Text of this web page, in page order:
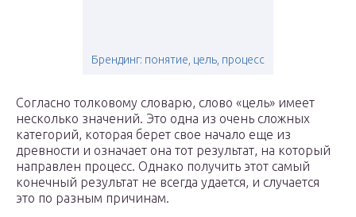
Брендинг: понятие, цель, процесс
Согласно толковому словарю, слово «цель» имеет
несколько значений. Это одна из очень сложных
категорий, которая берет свое начало еще из
древности и означает она тот результат, на который
направлен процесс. Однако получить этот самый
конечный результат не всегда удается, и случается
это по разным причинам.